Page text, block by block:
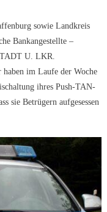
sowie Landkreis
Bankangestellte –
U. LKR.
im Laufe der Woche
ihres Push-TAN-
sie Betrügern aufgesessen